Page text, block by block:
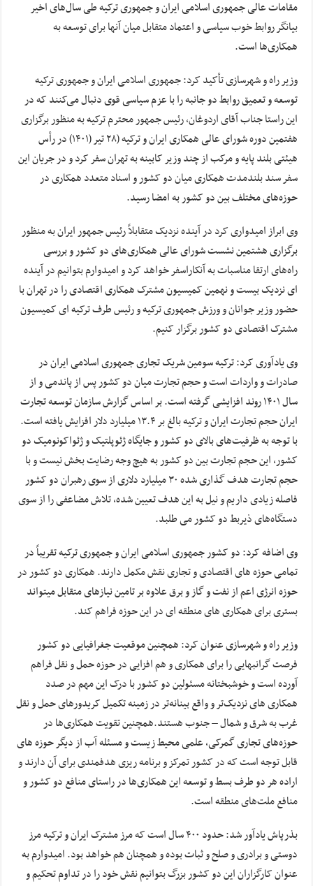
مقامات عالی جمهوری اسلامی ایران و جمهوری ترکیه طی سال‌های اخیر
بیانگر روابط خوب سیاسی و اعتماد متقابل میان آنها برای توسعه به
همکاری‌ها است.
وزیر راه و شهرسازی تأکید کرد: جمهوری اسلامی ایران و جمهوری ترکیه
توسعه و تعمیق روابط دو جانبه را با عزم سیاسی قوی دنبال می‌کنند که در
این راستا جناب آقای اردوغان، رئیس جمهور محترم ترکیه به منظور برگزاری
هفتمین دوره شورای عالی همکاری ایران و ترکیه (۲۸ تیر (۱۴۰۱) در رأس
هیئتی بلند پایه و مرکب از چند وزیر کابینه به تهران سفر کرد و در جریان این
سفر سند بلندمدت همکاری میان دو کشور و اسناد متعدد همکاری در
حوزه‌های مختلف بین دو کشور به امضا رسید.
وی ابراز امیدواری کرد در آینده نزدیک متقابلاً رئیس جمهور ایران به منظور
برگزاری هشتمین نشست شورای عالی همکاری‌های دو کشور و بررسی
راه‌های ارتقا مناسبات به آنکاراسفر خواهد کرد و امیدوارم بتوانیم در آینده
ای نزدیک بیست و نهمین کمیسیون مشترک همکاری اقتصادی را در تهران با
حضور وزیر جوانان و ورزش جمهوری ترکیه و رئیس طرف ترکیه ای کمیسیون
مشترک اقتصادی دو کشور برگزار کنیم.
وی یادآوری کرد: ترکیه سومین شریک تجاری جمهوری اسلامی ایران در
صادرات و واردات است و حجم تجارت میان دو کشور پس از پاندمی و از
سال ۱۴۰۱ روند افزایشی گرفته است. بر اساس گزارش سازمان توسعه تجارت
ایران حجم تجارت ایران و ترکیه بالغ بر ۱۳.۴ میلیارد دلار افزایش یافته است.
با توجه به ظرفیت‌های بالای دو کشور و جایگاه ژئوپلتیک و ژئواکونومیک دو
کشور، این حجم تجارت بین دو کشور به هیچ وجه رضایت بخش نیست و با
حجم تجارت هدف گذاری شده ۳۰ میلیارد دلاری از سوی رهبران دو کشور
فاصله زیادی داریم و نیل به این هدف تعیین شده، تلاش مضاعفی را از سوی
دستگاه‌های ذیربط دو کشور می طلبد.
وی اضافه کرد: دو کشور جمهوری اسلامی ایران و جمهوری ترکیه تقریباً در
تمامی حوزه های اقتصادی و تجاری نقش مکمل دارند. همکاری دو کشور در
حوزه انرژی اعم از نفت و گاز و برق علاوه بر تامین نیازهای متقابل میتواند
بستری برای همکاری های منطقه ای در این حوزه فراهم کند.
وزیر راه و شهرسازی عنوان کرد: همچنین موقعیت جغرافیایی دو کشور
فرصت گرانبهایی را برای همکاری و هم افزایی در حوزه حمل و نقل فراهم
آورده است و خوشبختانه مسئولین دو کشور با درک این مهم در صدد
همکاری های نزدیک‌تر و واقع بینانه‌تر در زمینه تکمیل کریدورهای حمل و نقل
غرب به شرق و شمال – جنوب هستند.همچنین تقویت همکاری‌ها در
حوزه‌های تجاری گمرکی، علمی محیط زیست و مسئله آب از دیگر حوزه های
قابل توجه است که در کشور تمرکز و برنامه ریزی هدفمندی برای آن دارند و
اراده هر دو طرف بسط و توسعه این همکاری‌ها در راستای منافع دو کشور و
منافع ملت‌های منطقه است.
بذرپاش یادآور شد: حدود ۴۰۰ سال است که مرز مشترک ایران و ترکیه مرز
دوستی و برادری و صلح و ثبات بوده و همچنان هم خواهد بود. امیدوارم به
عنوان کارگزاران این دو کشور بزرگ بتوانیم نقش خود را در تداوم تحکیم و